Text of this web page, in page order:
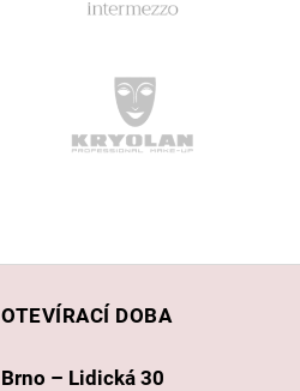
OTEVÍRACÍ DOBA
Brno – Lidická 30